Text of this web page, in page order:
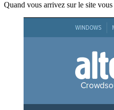
Quand vous arrivez sur le site